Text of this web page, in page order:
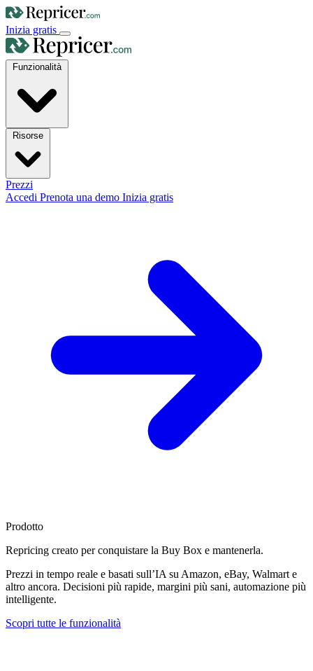
Inizia gratis
Funzionalità
Prezzi
Accedi Prenota una demo Inizia gratis
Prodotto
Repricing creato perconquistare la Buy Box e mantenerla.
Prezzi in tempo reale e basati sull’IA su Amazon, eBay, Walmart e
altro ancora. Decisioni più rapide, margini più sani, automazione più
intelligente.
Scopri tutte le funzionalità